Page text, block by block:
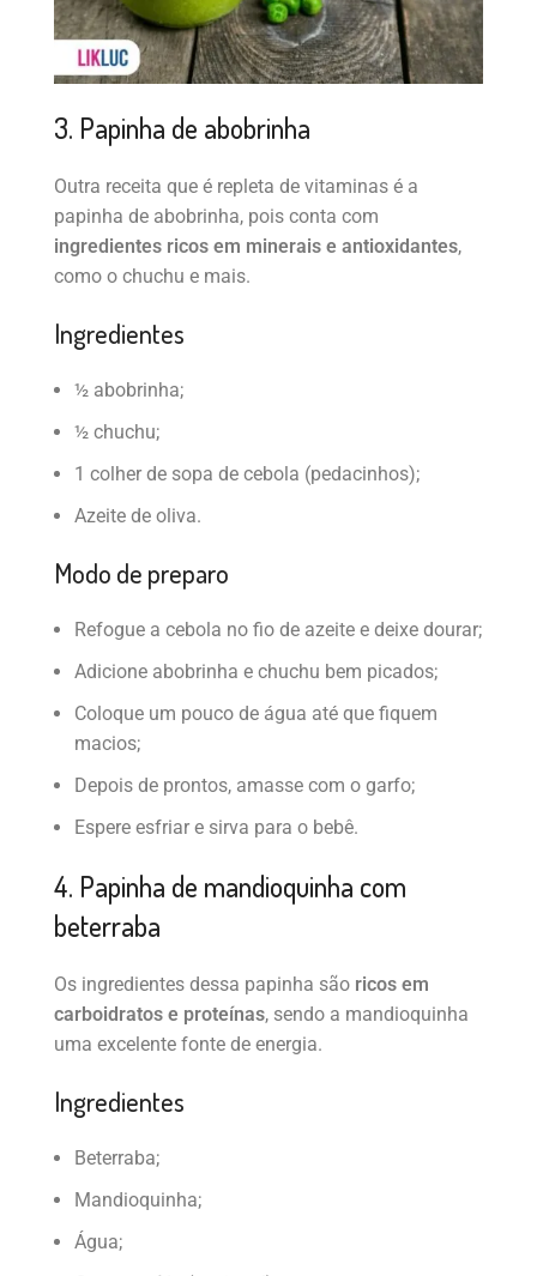
3. Papinha de abobrinha
Outra receita que é repleta de vitaminas é a
papinha de abobrinha, pois conta com
ingredientes ricos em minerais e antioxidantes,
como o chuchu e mais.
Ingredientes
½ abobrinha;
½ chuchu;
1 colher de sopa de cebola (pedacinhos);
Azeite de oliva.
Modo de preparo
Refogue a cebola no fio de azeite e deixe dourar;
Adicione abobrinha e chuchu bem picados;
Coloque um pouco de água até que fiquem
macios;
Depois de prontos, amasse com o garfo;
Espere esfriar e sirva para o bebê.
4. Papinha de mandioquinha com
beterraba
Os ingredientes dessa papinha são ricos em
carboidratos e proteínas, sendo a mandioquinha
uma excelente fonte de energia.
Ingredientes
Beterraba;
Mandioquinha;
Água;